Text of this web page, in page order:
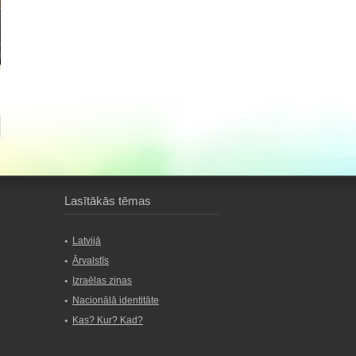
Lasītākās tēmas
Latvijā
Ārvalstīs
Izraēlas ziņas
Nacionālā identitāte
Kas? Kur? Kad?